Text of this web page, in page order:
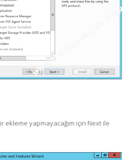
ekleme yapmayacağım için Next ile